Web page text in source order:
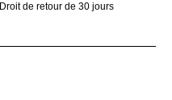
Droit de retour de 30 jours